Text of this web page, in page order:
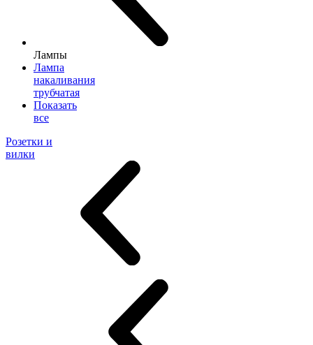
Лампы
Лампа
накаливания
трубчатая
Показать
все
Розетки и
вилки